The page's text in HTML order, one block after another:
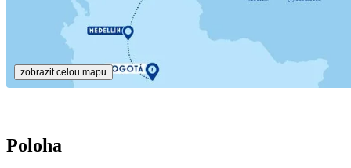
zobrazit celou mapu
Poloha